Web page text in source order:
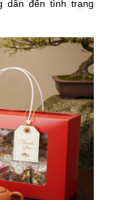
dẫn đến tình trạng